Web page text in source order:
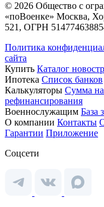
© 2026 Общество с
«поВоенке» Москва,
521, ОГРН
Политика
сайта
Купить Каталог
Ипотека Список банков
Калькуляторы Сумма
рефинансирования
Военнослужащим База
О компании Контакты
Гарантии Приложение
Соцсети